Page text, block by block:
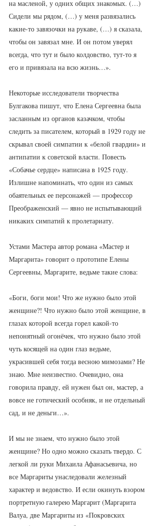
на масленой, у одних общих знакомых. (…)
Сидели мы рядом, (…) у меня развязались
какие-то завязочки на рукаве, (…) я сказала,
чтобы он завязал мне. И он потом уверял
всегда, что тут и было колдовство, тут-то я
его и привязала на всю жизнь…».
Некоторые исследователи творчества
Булгакова пишут, что Елена Сергеевна была
засланным из органов казачком, чтобы
следить за писателем, который в 1929 году не
скрывал своей симпатии к «белой гвардии» и
антипатии к советской власти. Повесть
«Собачье сердце» написана в 1925 году.
Излишне напоминать, что один из самых
обаятельных ее персонажей — профессор
Преображенский — явно не испытывающий
никаких симпатий к пролетариату.
Устами Мастера автор романа «Мастер и
Маргарита» говорит о прототипе Елены
Сергеевны, Маргарите, ведьме такие слова:
«Боги, боги мои! Что же нужно было этой
женщине?! Что нужно было этой женщине, в
глазах которой всегда горел какой-то
непонятный огонёчек, что нужно было этой
чуть косящей на один глаз ведьме,
украсившей себя тогда весною мимозами? Не
знаю. Мне неизвестно. Очевидно, она
говорила правду, ей нужен был он, мастер, а
вовсе не готический особняк, и не отдельный
сад, и не деньги…».
И мы не знаем, что нужно было этой
женщине? Но одно можно сказать твердо. С
легкой ли руки Михаила Афанасьевича, но
все Маргариты унаследовали железный
характер и ведовство. И если окинуть взором
портретную галерею Маргарит (Маргарита
Валуа, две Маргариты из «Покровских